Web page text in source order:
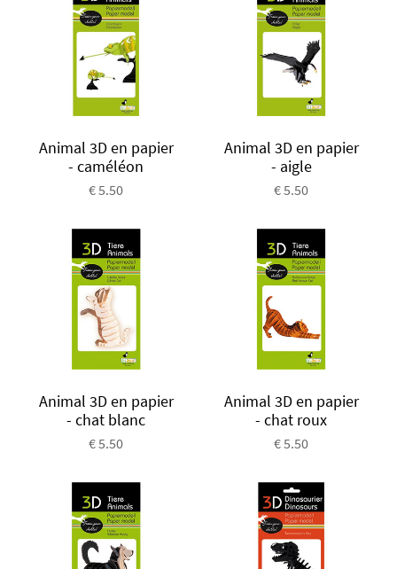
Animal 3D en papier
- caméléon
€ 5.50
Animal 3D en papier
- aigle
€ 5.50
Animal 3D en papier
- chat blanc
€ 5.50
Animal 3D en papier
- chat roux
€ 5.50